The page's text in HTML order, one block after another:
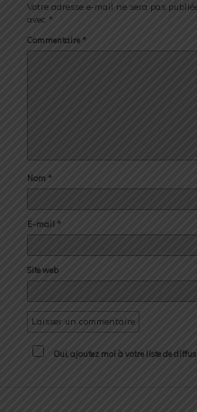
Votre adresse e-mail ne sera pas
avec *
Commentaire *
Nom *
E-mail *
Site web
Oui, ajoutez moi à votre liste de